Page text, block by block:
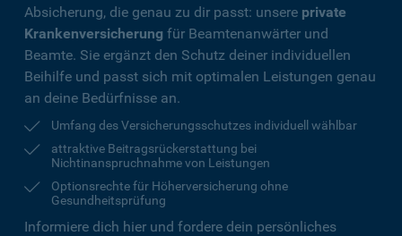
Absicherung, die genau zu dir passt: unsere private
Krankenversicherung für Beamtenanwärter und
Beamte. Sie ergänzt den Schutz deiner individuellen
Beihilfe und passt sich mit optimalen Leistungen genau
an deine Bedürfnisse an.
Umfang des Versicherungsschutzes individuell wählbar
attraktive Beitragsrückerstattung bei
Nichtinanspruchnahme von Leistungen
Optionsrechte für Höherversicherung ohne
Gesundheitsprüfung
Informiere dich hier und fordere dein persönliches